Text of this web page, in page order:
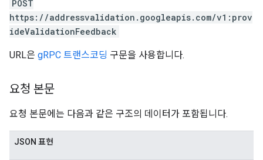
POST
https://addressvalidation.googleapis.com/v1:prov
ideValidationFeedback
URL은 gRPC 트랜스코딩 구문을 사용합니다.
요청 본문
요청 본문에는 다음과 같은 구조의 데이터가 포함됩니다.
JSON 표현